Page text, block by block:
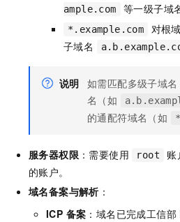
ample.com
等一级子域
*.example.com 对根
子域名
说明 如需匹配多级子域名
名（如
的通配符域名（如
服务器权限 ：需要使用 root 账
的账户。
域名备案与解析：
ICP 备案 ：域名已完成工信